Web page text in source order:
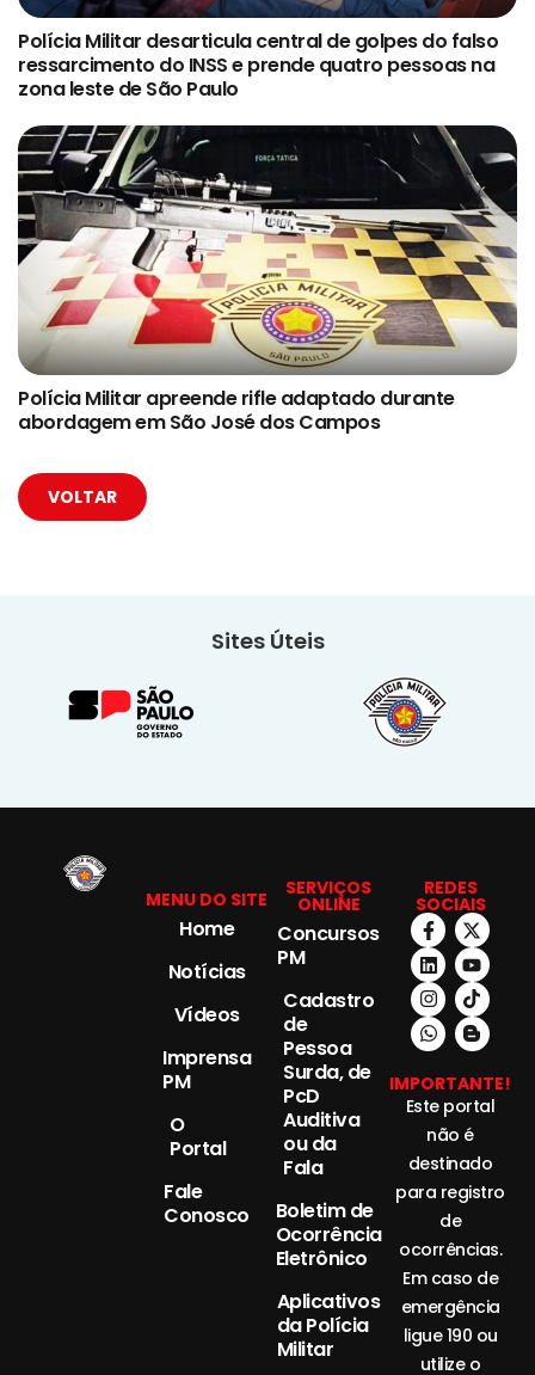
Polícia Militar desarticula central de golpes do falso
ressarcimento do INSS e prende quatro pessoas na
zona leste de São Paulo
Polícia Militar apreende rifle adaptado durante
abordagem em São José dos Campos
VOLTAR
Sites Úteis
MENU DO SITE
Home
Notícias
Vídeos
Imprensa
PM
O
Portal
Fale
Conosco
SERVIÇOS
ONLINE
Concursos
PM
Cadastro
de
Pessoa
Surda, de
PcD
Auditiva
ou da
Fala
Boletim de
Ocorrência
Eletrônico
Aplicativos
da Polícia
Militar
REDES
SOCIAIS
IMPORTANTE!
Este portal
não é
destinado
para registro
de
ocorrências.
Em caso de
emergência
ligue 190 ou
utilize o